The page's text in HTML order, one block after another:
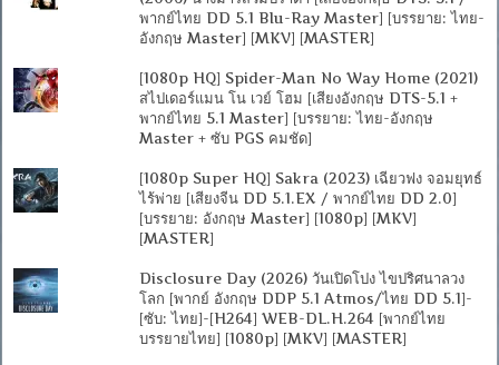
พากย์ไทย DD 5.1 Blu-Ray Master] [บรรยาย: ไทย-
อังกฤษ Master] [MKV] [MASTER]
[1080p HQ] Spider-Man No Way Home (2021)
สไปเดอร์แมน โน เวย์ โฮม [เสียงอังกฤษ DTS-5.1 +
พากย์ไทย 5.1 Master] [บรรยาย: ไทย-อังกฤษ
Master + ซับ PGS คมชัด]
[1080p Super HQ] Sakra (2023) เฉียวฟง จอมยุทธ์
ไร้พ่าย [เสียงจีน DD 5.1.EX / พากย์ไทย DD 2.0]
[บรรยาย: อังกฤษ Master] [1080p] [MKV]
[MASTER]
Disclosure Day (2026) วันเปิดโปง ไขปริศนาลวง
โลก [พากย์ อังกฤษ DDP 5.1 Atmos/ไทย DD 5.1]-
[ซับ: ไทย]-[H264] WEB-DL.H.264 [พากย์ไทย
บรรยายไทย] [1080p] [MKV] [MASTER]